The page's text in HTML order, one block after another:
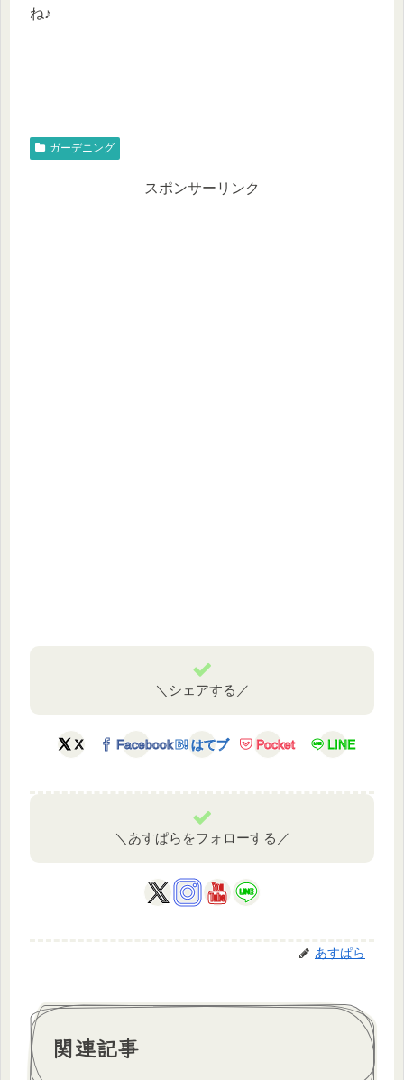
ね♪
ガーデニング
スポンサーリンク
＼シェアする／
X Facebook はてブ Pocket LINE
＼あすぱらをフォローする／
あすぱら
関連記事